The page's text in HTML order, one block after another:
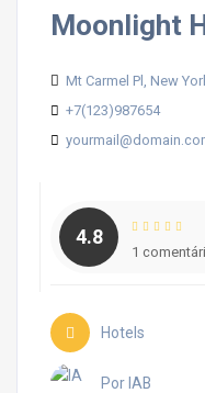
Moonlight
Mt Carmel Pl, New
+7(123)987654
4.8
1
Hotels
Por IAB